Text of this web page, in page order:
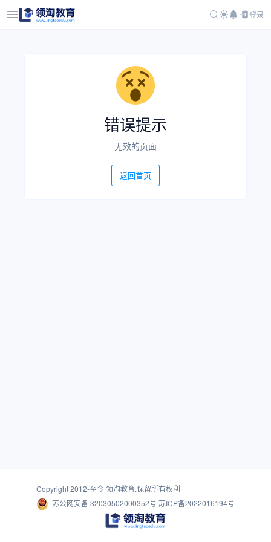
登录
错误提示
无效的页面
返回首页
Copyright 2012-至今领淘教育.保留所有权利
苏公网安备 32030502000352号 苏ICP备2022016194号